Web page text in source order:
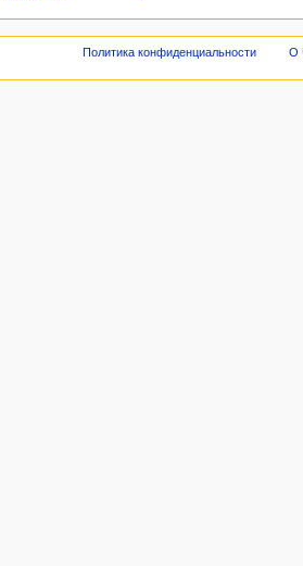
Политика конфиденциальности О